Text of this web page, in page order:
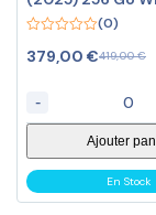
Argent
out
(0)
419,00€
Le
initial
était :
419,00 €.
379,00 €
Le
actuel
est :
379,00 €.
-
Ajouter
En Stock